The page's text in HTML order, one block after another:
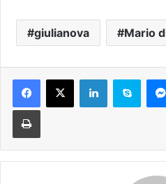
giulianova Mario